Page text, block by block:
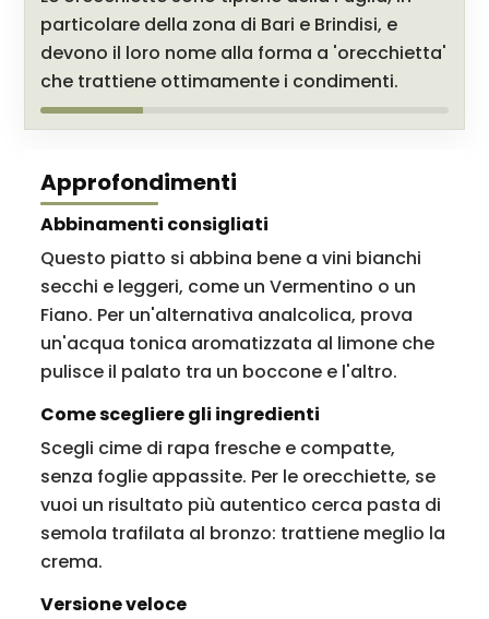
particolare della zona di Bari e Brindisi, e
devono il loro nome alla forma a 'orecchietta'
che trattiene ottimamente i condimenti.
Approfondimenti
Abbinamenti consigliati
Questo piatto si abbina bene a vini bianchi
secchi e leggeri, come un Vermentino o un
Fiano. Per un'alternativa analcolica, prova
un'acqua tonica aromatizzata al limone che
pulisce il palato tra un boccone e l'altro.
Come scegliere gli ingredienti
Scegli cime di rapa fresche e compatte,
senza foglie appassite. Per le orecchiette, se
vuoi un risultato più autentico cerca pasta di
semola trafilata al bronzo: trattiene meglio la
crema.
Versione veloce